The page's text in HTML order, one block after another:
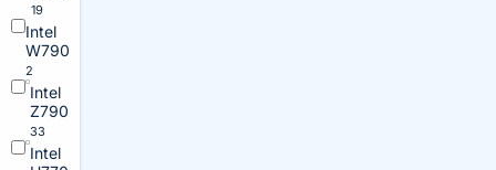
19
Intel
W790
2
Intel
Z790
33
Intel